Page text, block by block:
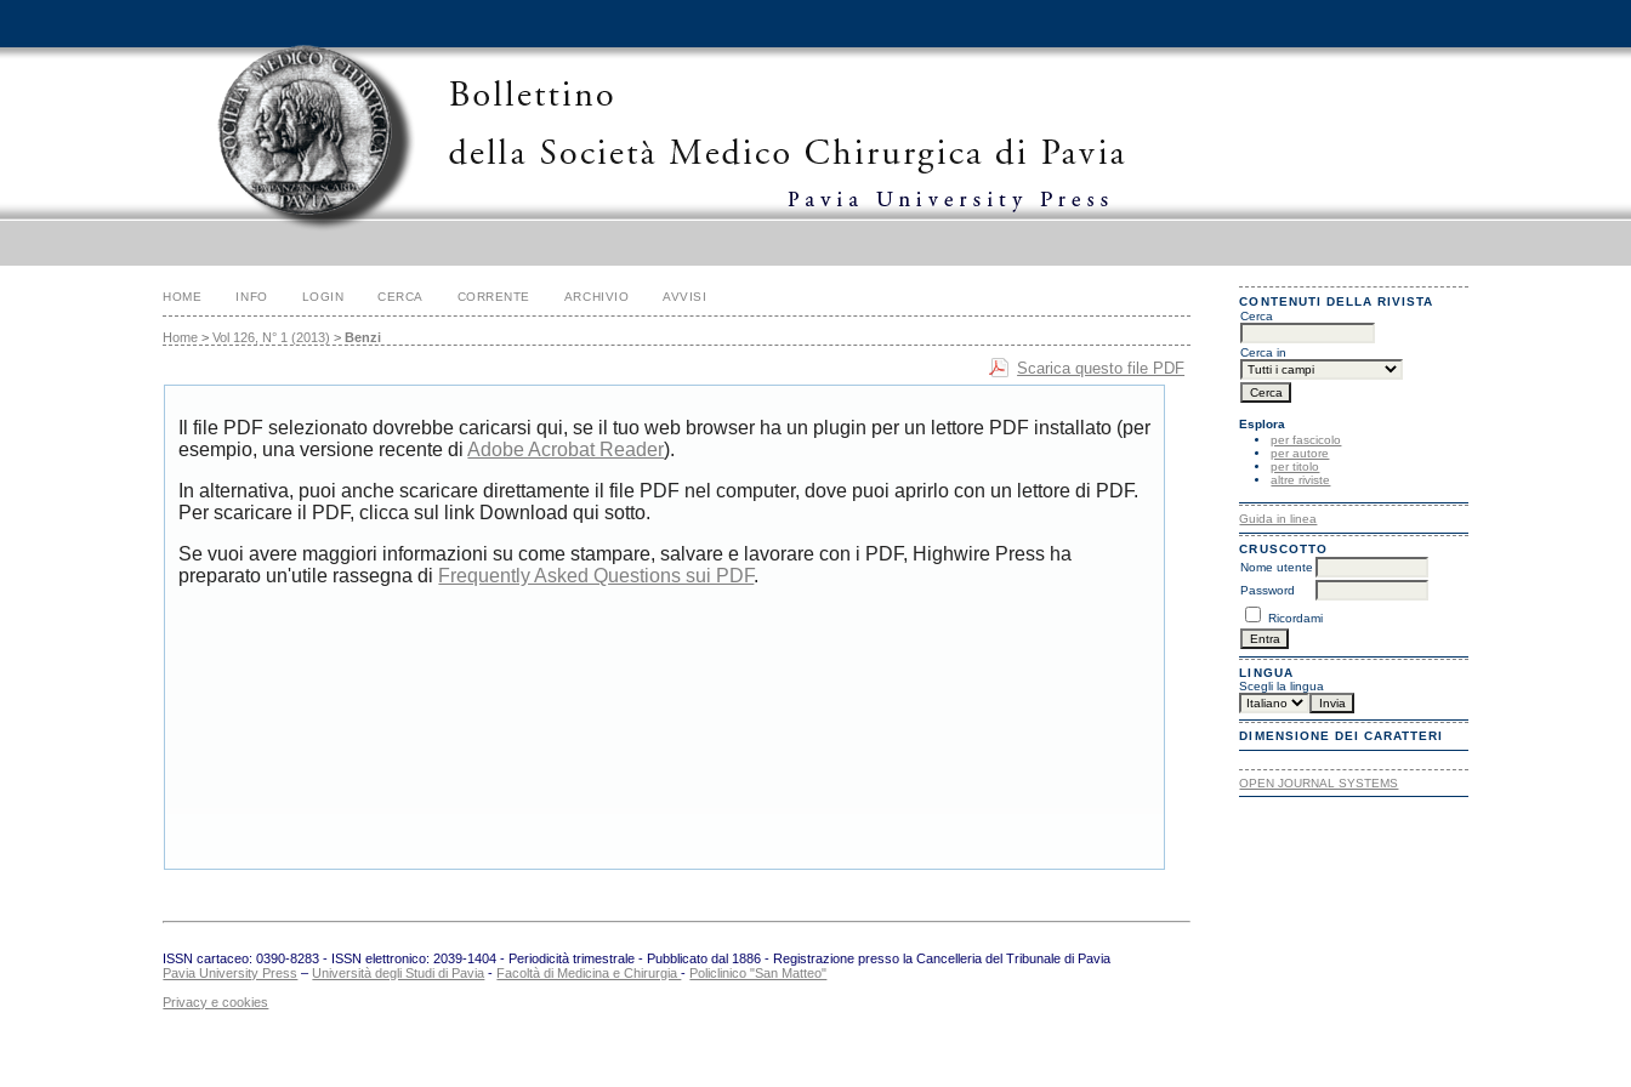
CONTENUTI DELLA RIVISTA
Cerca
Cerca in
Esplora
per fascicolo
per autore
per titolo
altre riviste
Guida in linea
CRUSCOTTO
Nome utente
Password
Ricordami
LINGUA
Scegli la lingua
DIMENSIONE DEI CARATTERI
OPEN JOURNAL SYSTEMS
HOME INFO LOGIN CERCA CORRENTE ARCHIVIO AVVISI
Home >Vol 126, N° 1 (2013) >Benzi
Scarica questo file PDF
Il file PDF selezionato dovrebbe caricarsi qui, se il tuo web browser ha un plugin per un lettore PDF installato (per
esempio, una versione recente diAdobe Acrobat Reader).
In alternativa, puoi anche scaricare direttamente il file PDF nel computer, dove puoi aprirlo con un lettore di PDF.
Per scaricare il PDF, clicca sul link Download qui sotto.
Se vuoi avere maggiori informazioni su come stampare, salvare e lavorare con i PDF, Highwire Press ha
preparato un'utile rassegna di Frequently Asked Questions sui PDF.
ISSN cartaceo: 0390-8283 - ISSN elettronico: 2039-1404 - Periodicità trimestrale - Pubblicato dal 1886 - Registrazione presso la Cancelleria del Tribunale di Pavia
Pavia University Press – Università degli Studi di Pavia - Facoltà di Medicina e Chirurgia- Policlinico "San Matteo"
Privacy e cookies